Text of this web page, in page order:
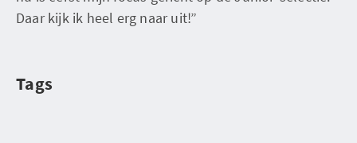
Daar kijk ik heel erg naar uit!”
Tags